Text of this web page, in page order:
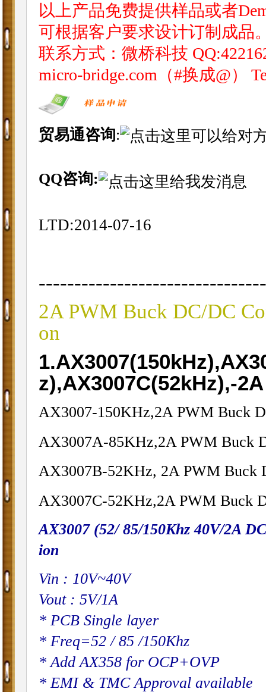
以上产品免费提供样品或者
可根据客户要求设计订制成品
联系方式：微桥科技
micro-bridge.com（#换成@）
贸易通咨询:
QQ咨询:
LTD:2014-07-16
2A PWM Buck DC/DC
on
z),AX3007C(52kHz),-
AX3007-150KHz,2A PWM Buck
AX3007A-85KHz,2A PWM Buck
AX3007B-52KHz, 2A PWM Buck
AX3007C-52KHz,2A PWM Buck
AX3007 (52/ 85/150Khz 40V/2A
ion
Vin : 10V~40V
Vout : 5V/1A
* PCB Single layer
* Freq=52 / 85 /150Khz
* Add AX358 for OCP+OVP
* EMI & TMC Approval available